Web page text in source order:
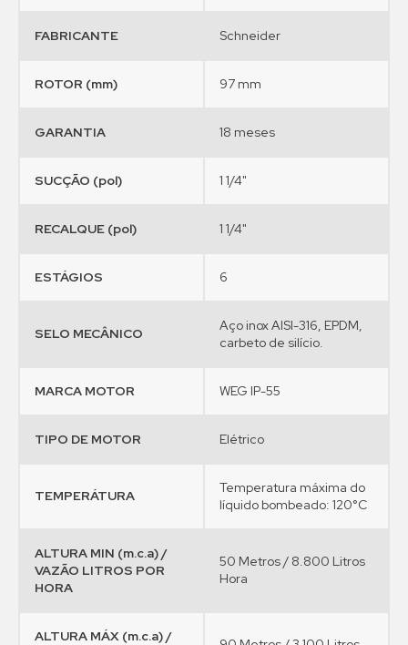
FABRICANTE Schneider
ROTOR (mm) 97 mm
GARANTIA 18 meses
SUCÇÃO (pol) 1 1/4"
RECALQUE (pol) 1 1/4"
ESTÁGIOS 6
SELO MECÂNICO
Aço inox AISI-316, EPDM,
carbeto de silício.
MARCA MOTOR WEG IP-55
TIPO DE MOTOR Elétrico
TEMPERÁTURA
Temperatura máxima do
líquido bombeado: 120°C
ALTURA MIN (m.c.a) /
VAZÃO LITROS POR
HORA
50 Metros / 8.800 Litros
Hora
ALTURA MÁX (m.c.a) /